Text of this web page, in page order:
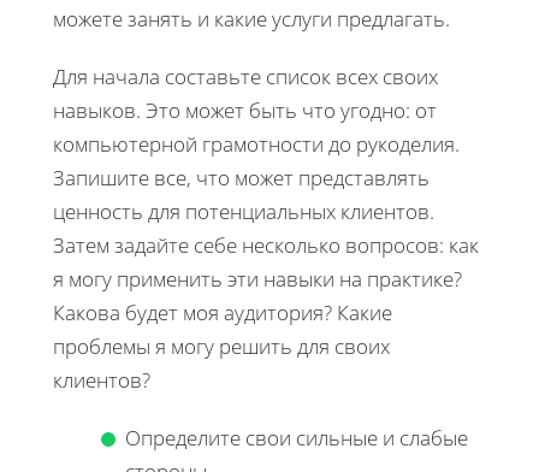
можете занять и какие услуги предлагать.
Для начала составьте список всех своих
навыков. Это может быть что угодно: от
компьютерной грамотности до рукоделия.
Запишите все, что может представлять
ценность для потенциальных клиентов.
Затем задайте себе несколько вопросов: как
я могу применить эти навыки на практике?
Какова будет моя аудитория? Какие
проблемы я могу решить для своих
клиентов?
Определите свои сильные и слабые